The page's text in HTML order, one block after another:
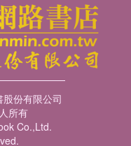
份有限公司
所有
Co.,Ltd.